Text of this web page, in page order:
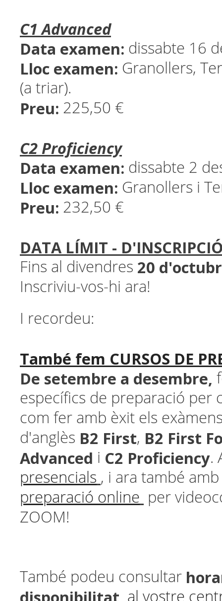
C1 Advanced
Data examen: dissabte 16
Lloc examen: Granollers,
(a triar).
Preu: 225,50 €
C2 Proficiency
Data examen: dissabte 2
Lloc examen: Granollers i
Preu: 232,50 €
DATA LÍMIT -
Fins al divendres 20
Inscriviu-vos-hi ara!
I recordeu:
També fem CURSOS DE
De setembre a desembre,
específics de preparació per
com fer amb èxit els
d'anglès B2 First, B2 First
Advanced i C2 Proficiency.
presencials , i ara també
preparació online per
ZOOM!
També podeu consultar
al vostre